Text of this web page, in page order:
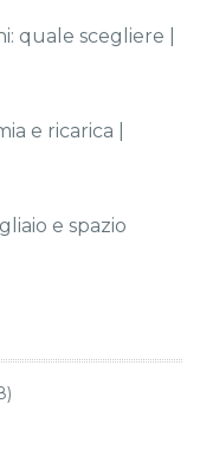
quale scegliere |
e ricarica |
e spazio